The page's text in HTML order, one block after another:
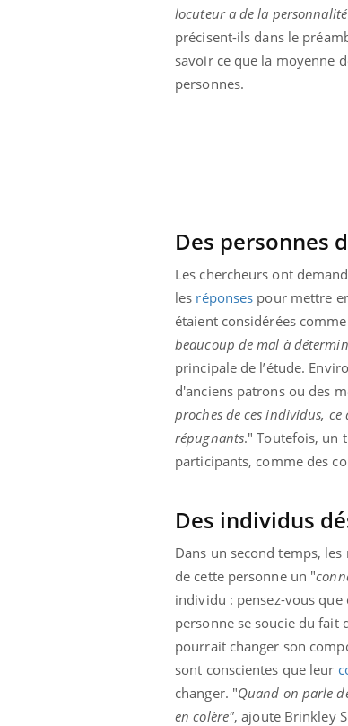
locuteur a de la
précisent-ils dans le
savoir ce que la moyenne
personnes.
Des personnes
Les chercheurs ont
les réponses pour mettre
étaient considérées
beaucoup de mal à
principale de l’étude.
d'anciens patrons ou des
proches de ces individus, ce
répugnants." Toutefois, un
participants, comme des
Des individus
Dans un second temps,
de cette personne un "
individu : pensez-vous que
personne se soucie du fait
pourrait changer son
sont conscientes que leur
changer. "Quand on parle
en colère", ajoute Brinkley
Carence en fer : comprendre
Youtube
Fatigue, irritabilité, brouillard mental
même alopécie… Les symptômes de la
carence en fer sont multiples ce qui la